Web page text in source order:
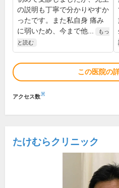
の説明も丁寧で分かりやすか
ったです。また私自身 痛み
に弱いため、今まで他...
もっ
と読む
この医院の
アクセス数※
たけむらクリニック